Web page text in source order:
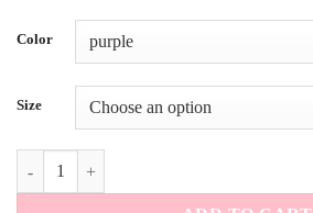
Color
Size
Longsleeve crew neck lila quantity
Alternative: